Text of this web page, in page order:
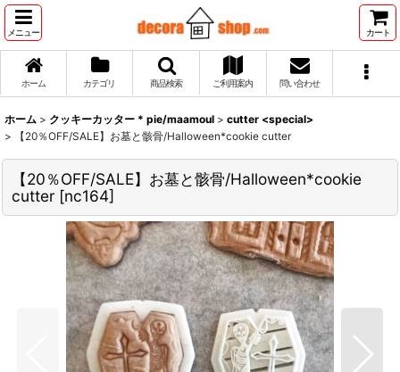
メニュー カート
ホーム カテゴリ 商品検索 ご利用案内 問い合わせ
ホーム > クッキーカッター * pie/maamoul > cutter <special>
>
【20％OFF/SALE】お墓と骸骨/Halloween*cookie cutter
【20％OFF/SALE】お墓と骸骨/Halloween*cookie
cutter [nc164]